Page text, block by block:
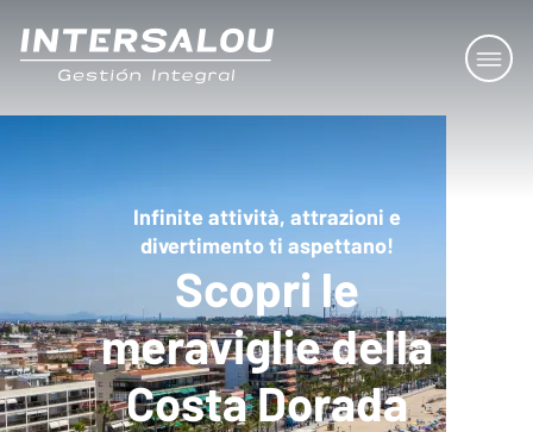
Infinite attività, attrazioni e
divertimento ti aspettano!
Scopri le
meraviglie della
Costa Dorada